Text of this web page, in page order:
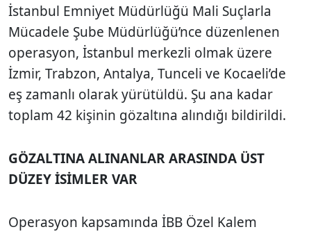
İstanbul Emniyet Müdürlüğü Mali Suçlarla
Mücadele Şube Müdürlüğü’nce düzenlenen
operasyon, İstanbul merkezli olmak üzere
İzmir, Trabzon, Antalya, Tunceli ve Kocaeli’de
eş zamanlı olarak yürütüldü. Şu ana kadar
toplam 42 kişinin gözaltına alındığı bildirildi.
GÖZALTINA ALINANLAR ARASINDA ÜST
DÜZEY İSİMLER VAR
Operasyon kapsamında İBB Özel Kalem